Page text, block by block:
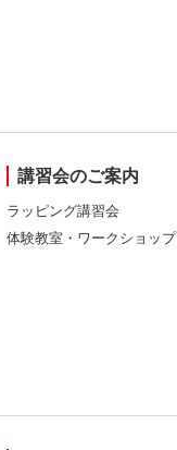
講習会のご案内
ラッピング講習会
体験教室・ワークショップ